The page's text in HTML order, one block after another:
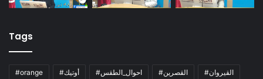
Tags
#orange #أوتيك #احوال_الطقس #القصرين #القيروان